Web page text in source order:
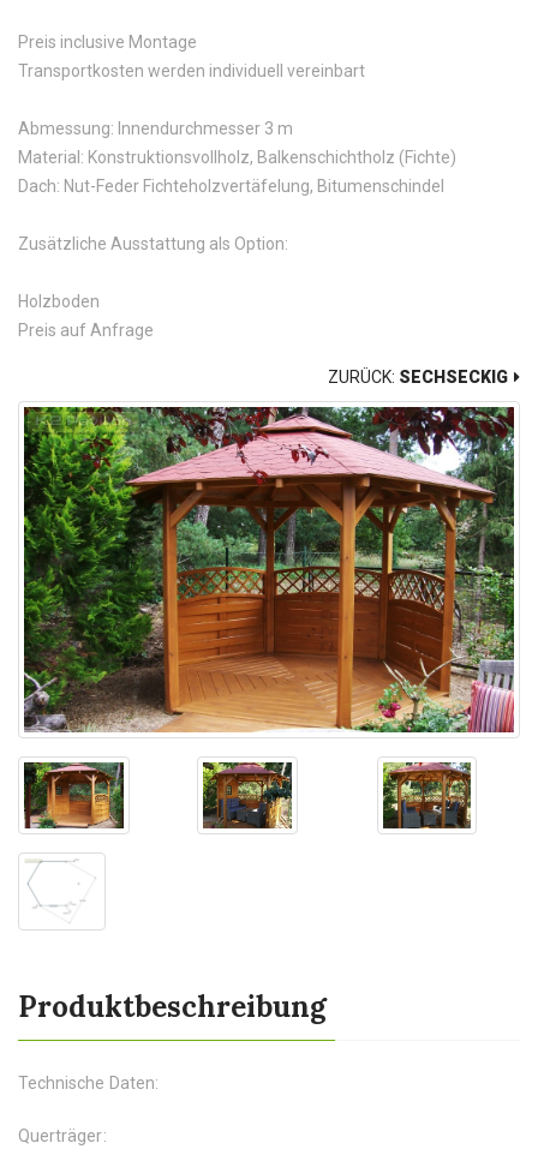
Preis inclusive Montage
Transportkosten werden individuell vereinbart
Abmessung: Innendurchmesser 3 m
Material: Konstruktionsvollholz, Balkenschichtholz (Fichte)
Dach: Nut-Feder Fichteholzvertäfelung, Bitumenschindel
Zusätzliche Ausstattung als Option:
Holzboden
Preis auf Anfrage
ZURÜCK: SECHSECKIG
Produktbeschreibung
Technische Daten:
Querträger: